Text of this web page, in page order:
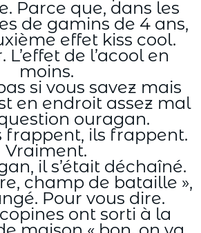
Parce que, dans les
de gamins de 4 ans,
effet kiss cool.
L’effet de l’acool en
moins.
si vous savez mais
en endroit assez mal
ouragan.
frappent, ils frappent.
Vraiment.
il s’était déchaîné.
champ de bataille »,
Pour vous dire.
ont sorti à la